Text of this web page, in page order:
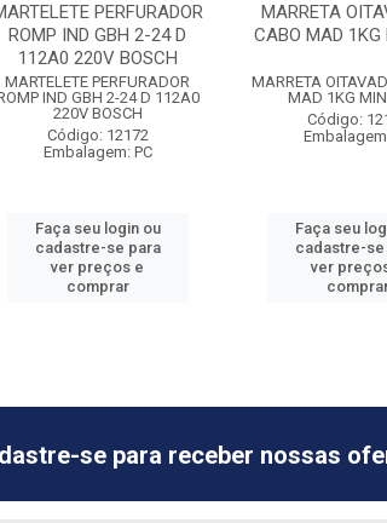
PERFURADOR
ROMP IND GBH 2-24 D
112A0 220V BOSCH
MARTELETE PERFURADOR
IND GBH 2-24 D 112A0
220V BOSCH
Código: 12172
Embalagem: PC
Faça seu login ou
cadastre-se para
ver preços e
comprar
MARRETA
CABO MAD 1KG
MARRETA
MAD 1KG
Código:
Faça seu
cadastre-se
ver
se para receber nossas